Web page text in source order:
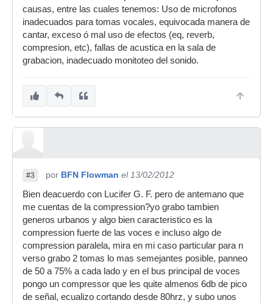
causas, entre las cuales tenemos: Uso de microfonos
inadecuados para tomas vocales, equivocada manera de
cantar, exceso ó mal uso de efectos (eq, reverb,
compresion, etc), fallas de acustica en la sala de
grabacion, inadecuado monitoteo del sonido.
#3 por BFN Flowman el 13/02/2012
Bien deacuerdo con Lucifer G. F. pero de antemano que
me cuentas de la compression?yo grabo tambien
generos urbanos y algo bien caracteristico es la
compression fuerte de las voces e incluso algo de
compression paralela, mira en mi caso particular para n
verso grabo 2 tomas lo mas semejantes posible, panneo
de 50 a 75% a cada lado y en el bus principal de voces
pongo un compressor que les quite almenos 6db de pico
de señal, ecualizo cortando desde 80hrz, y subo unos